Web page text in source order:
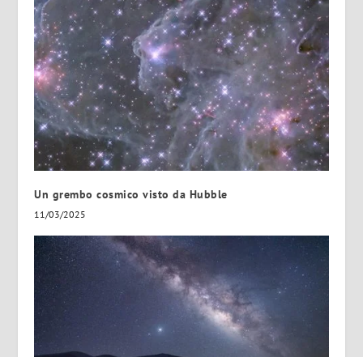
Un grembo cosmico visto da Hubble
11/03/2025